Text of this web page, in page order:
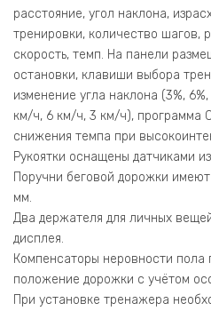
расстояние, угол наклона,
тренировки, количество шагов,
скорость, темп. На панели
остановки, клавиши выбора
изменение угла наклона (3%,
км/ч, 6 км/ч, 3 км/ч), программа
снижения темпа при
Рукоятки оснащены датчиками
Поручни беговой дорожки
мм.
Два держателя для личных
дисплея.
Компенсаторы неровности пола
положение дорожки с учётом
При установке тренажера